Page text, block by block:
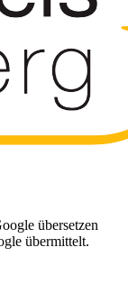
übersetzen
übermittelt.